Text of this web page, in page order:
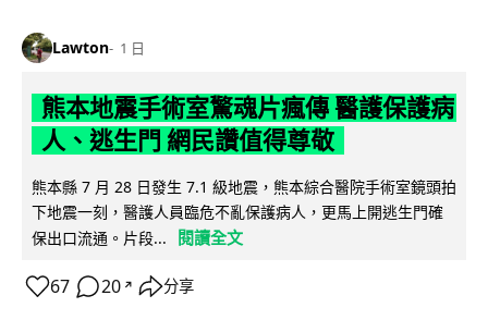
Lawton 1 日
熊本地震手術室驚魂片瘋傳 醫護保護病
人、逃生門 網民讚值得尊敬
熊本縣 7 月 28 日發生 7.1 級地震，熊本綜合醫院手術室鏡頭拍
下地震一刻，醫護人員臨危不亂保護病人，更馬上開逃生門確
保出口流通。片段...
閱讀全文
67 20 ↗ 分享